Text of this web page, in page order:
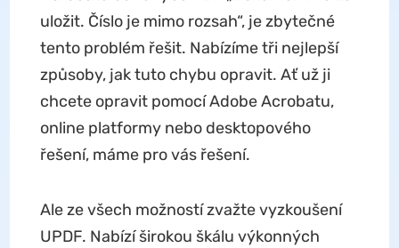
uložit. Číslo je mimo rozsah“, je zbytečné
tento problém řešit. Nabízíme tři nejlepší
způsoby, jak tuto chybu opravit. Ať už ji
chcete opravit pomocí Adobe Acrobatu,
online platformy nebo desktopového
řešení, máme pro vás řešení.
Ale ze všech možností zvažte vyzkoušení
UPDF. Nabízí širokou škálu výkonných